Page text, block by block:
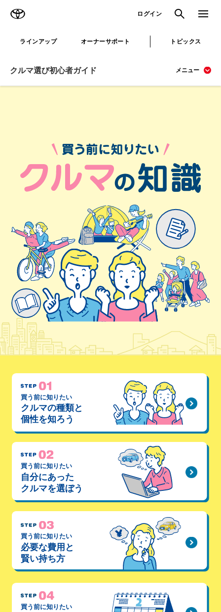
ログイン 検索 メニュ
ラインアップ オーナーサポート トピックス
クルマ選び初心者ガイド メニュー
買う前に知りたい
クルマの種類と
個性を知ろう
買う前に知りたい
自分にあった
クルマを選ぼう
買う前に知りたい
必要な費用と
賢い持ち方
買う前に知りたい